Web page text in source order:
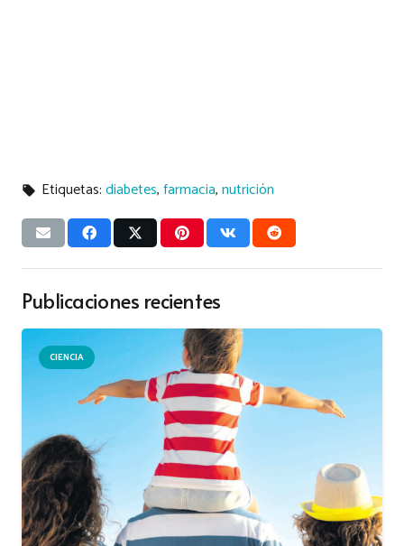
local_offer Etiquetas:diabetes,farmacia,nutrición
Publicaciones recientes
CIENCIA